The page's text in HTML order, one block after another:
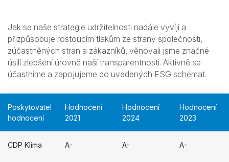
Jak se naše strategie udržitelnosti nadále vyvíjí a
přizpůsobuje rostoucím tlakům ze strany společnosti,
zúčastněných stran a zákazníků, věnovali jsme značné
úsilí zlepšení úrovně naší transparentnosti. Aktivně se
účastníme a zapojujeme do uvedených ESG schémat.
Poskytovatel
hodnocení
Hodnocení
2021
Hodnocení
2024
Hodnocení
2023
CDP Klima A- A- A-